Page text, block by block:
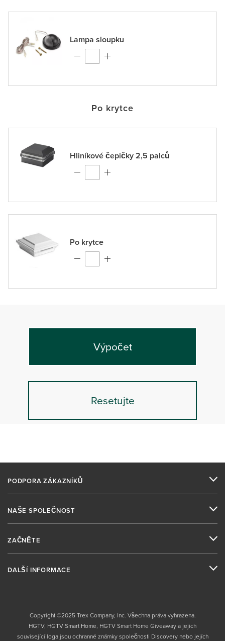
Lampa sloupku
Po krytce
Hliníkové čepičky 2,5 palců
Po krytce
Výpočet
Resetujte
PODPORA ZÁKAZNÍKŮ
NAŠE SPOLEČNOST
ZAČNĚTE
DALŠÍ INFORMACE
Copyright ©2025 Trex Company, Inc. Všechna práva vyhrazena.
HGTV, HGTV Smart Home, HGTV Smart Home Giveaway a jejich
související loga jsou ochranné známky společnosti Discovery nebo jejích